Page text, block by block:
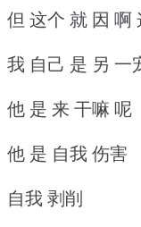
但 这个 就 因 啊
我 自己 是 另 一
他 是 来 干嘛 呢
他 是 自我 伤害
自我 剥削